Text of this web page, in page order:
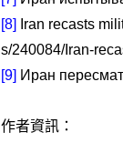
[8]
Iran recasts
s/240084/Iran-
[9] Иран
作者資訊：